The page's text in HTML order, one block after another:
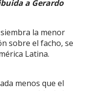
a Gerardo
la menor
sobre el facho, se
Latina.
menos que el